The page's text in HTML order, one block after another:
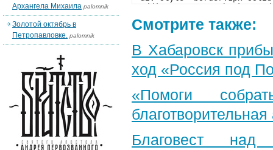
Смотрите также:
В Хабаровск
ход «Россия под
«Помоги
Благовест
Архангела Михаила palomnik
Золотой октябрь в
Петропавловке. palomnik